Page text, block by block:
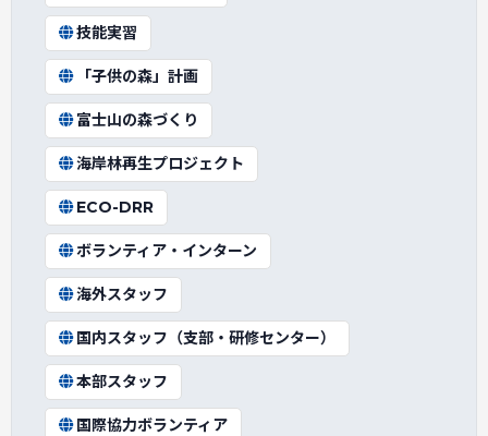
技能実習
「子供の森」計画
富士山の森づくり
海岸林再生プロジェクト
ECO-DRR
ボランティア・インターン
海外スタッフ
国内スタッフ（支部・研修センター）
本部スタッフ
国際協力ボランティア